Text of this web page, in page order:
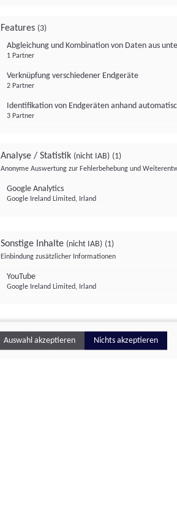
Features (3)
Abgleichung und Kombination von Daten aus
1 Partner
Verknüpfung verschiedener Endgeräte
2 Partner
Identifikation von Endgeräten anhand
3 Partner
Analyse / Statistik (nicht IAB) (1)
Anonyme Auswertung zur Fehlerbehebung und
Google Analytics
Google Ireland Limited, Irland
Sonstige Inhalte (nicht IAB) (1)
Einbindung zusätzlicher Informationen
YouTube
Google Ireland Limited, Irland
Auswahl akzeptieren Nichts akzeptieren